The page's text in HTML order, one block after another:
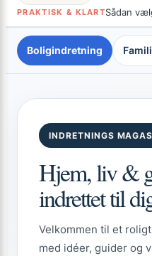
PRAKTISK & KLARTSådan
Boligindretning
INDRETNINGS
Hjem, liv &
indrettet til
Velkommen til et
med idéer, guider og